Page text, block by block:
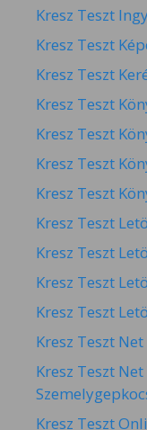
Kresz Teszt
Kresz Teszt
Kresz Teszt
Kresz Teszt
Kresz Teszt
Kresz Teszt
Kresz Teszt
Kresz Teszt
Kresz Teszt
Kresz Teszt
Kresz Teszt
Kresz Teszt Net
Kresz Teszt
Kresz Teszt